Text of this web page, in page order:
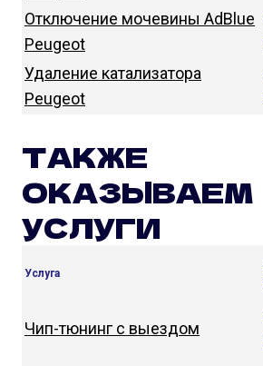
Отключение мочевины AdBlue
Peugeot
Удаление катализатора
Peugeot
ТАКЖЕ
ОКАЗЫВАЕМ
УСЛУГИ
Услуга
Чип-тюнинг с выездом